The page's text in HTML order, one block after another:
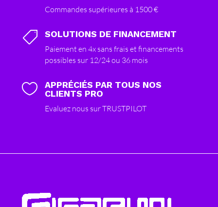
Commandes supérieures à 1500 €
 SOLUTIONS DE FINANCEMENT
Paiement en 4x sans frais et financements
possibles sur 12/24 ou 36 mois

APPRÉCIÉS PAR TOUS NOS
CLIENTS PRO
Evaluez nous sur TRUSTPILOT